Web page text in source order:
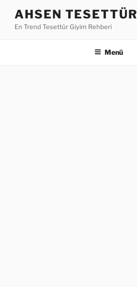
AHSEN TESETTÜR
En Trend Tesettür Giyim Rehberi
Menü